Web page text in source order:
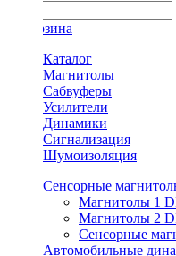
Каталог
Магнитолы
Сабвуферы
Усилители
Динамики
Сигнализация
Шумоизоляция
Сенсорные
Магнитолы 1
Магнитолы 2
Сенсорные
Автомобильные